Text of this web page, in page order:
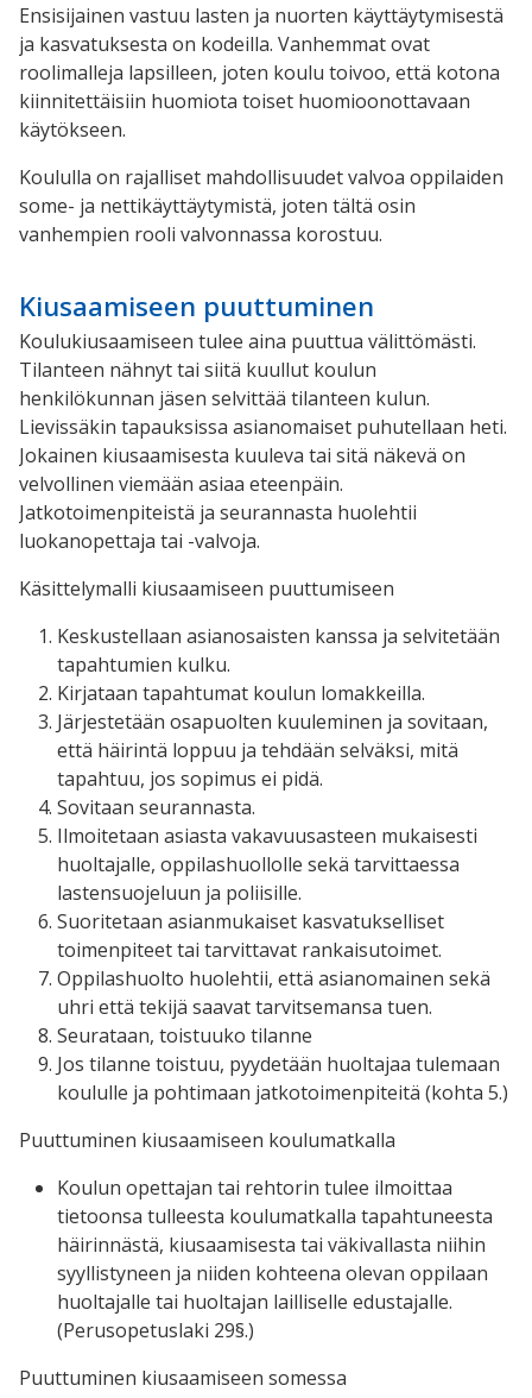
Ensisijainen vastuu lasten ja nuorten käyttäytymisestä
ja kasvatuksesta on kodeilla. Vanhemmat ovat
roolimalleja lapsilleen, joten koulu toivoo, että kotona
kiinnitettäisiin huomiota toiset huomioonottavaan
käytökseen.
Koululla on rajalliset mahdollisuudet valvoa oppilaiden
some- ja nettikäyttäytymistä, joten tältä osin
vanhempien rooli valvonnassa korostuu.
Kiusaamiseen puuttuminen
Koulukiusaamiseen tulee aina puuttua välittömästi.
Tilanteen nähnyt tai siitä kuullut koulun
henkilökunnan jäsen selvittää tilanteen kulun.
Lievissäkin tapauksissa asianomaiset puhutellaan heti.
Jokainen kiusaamisesta kuuleva tai sitä näkevä on
velvollinen viemään asiaa eteenpäin.
Jatkotoimenpiteistä ja seurannasta huolehtii
luokanopettaja tai -valvoja.
Käsittelymalli kiusaamiseen puuttumiseen
Keskustellaan asianosaisten kanssa ja selvitetään
tapahtumien kulku.
Kirjataan tapahtumat koulun lomakkeilla.
Järjestetään osapuolten kuuleminen ja sovitaan,
että häirintä loppuu ja tehdään selväksi, mitä
tapahtuu, jos sopimus ei pidä.
Sovitaan seurannasta.
Ilmoitetaan asiasta vakavuusasteen mukaisesti
huoltajalle, oppilashuollolle sekä tarvittaessa
lastensuojeluun ja poliisille.
Suoritetaan asianmukaiset kasvatukselliset
toimenpiteet tai tarvittavat rankaisutoimet.
Oppilashuolto huolehtii, että asianomainen sekä
uhri että tekijä saavat tarvitsemansa tuen.
Seurataan, toistuuko tilanne
Jos tilanne toistuu, pyydetään huoltajaa tulemaan
koululle ja pohtimaan jatkotoimenpiteitä (kohta 5.)
Puuttuminen kiusaamiseen koulumatkalla
Koulun opettajan tai rehtorin tulee ilmoittaa
tietoonsa tulleesta koulumatkalla tapahtuneesta
häirinnästä, kiusaamisesta tai väkivallasta niihin
syyllistyneen ja niiden kohteena olevan oppilaan
huoltajalle tai huoltajan lailliselle edustajalle.
(Perusopetuslaki 29§.)
Puuttuminen kiusaamiseen somessa